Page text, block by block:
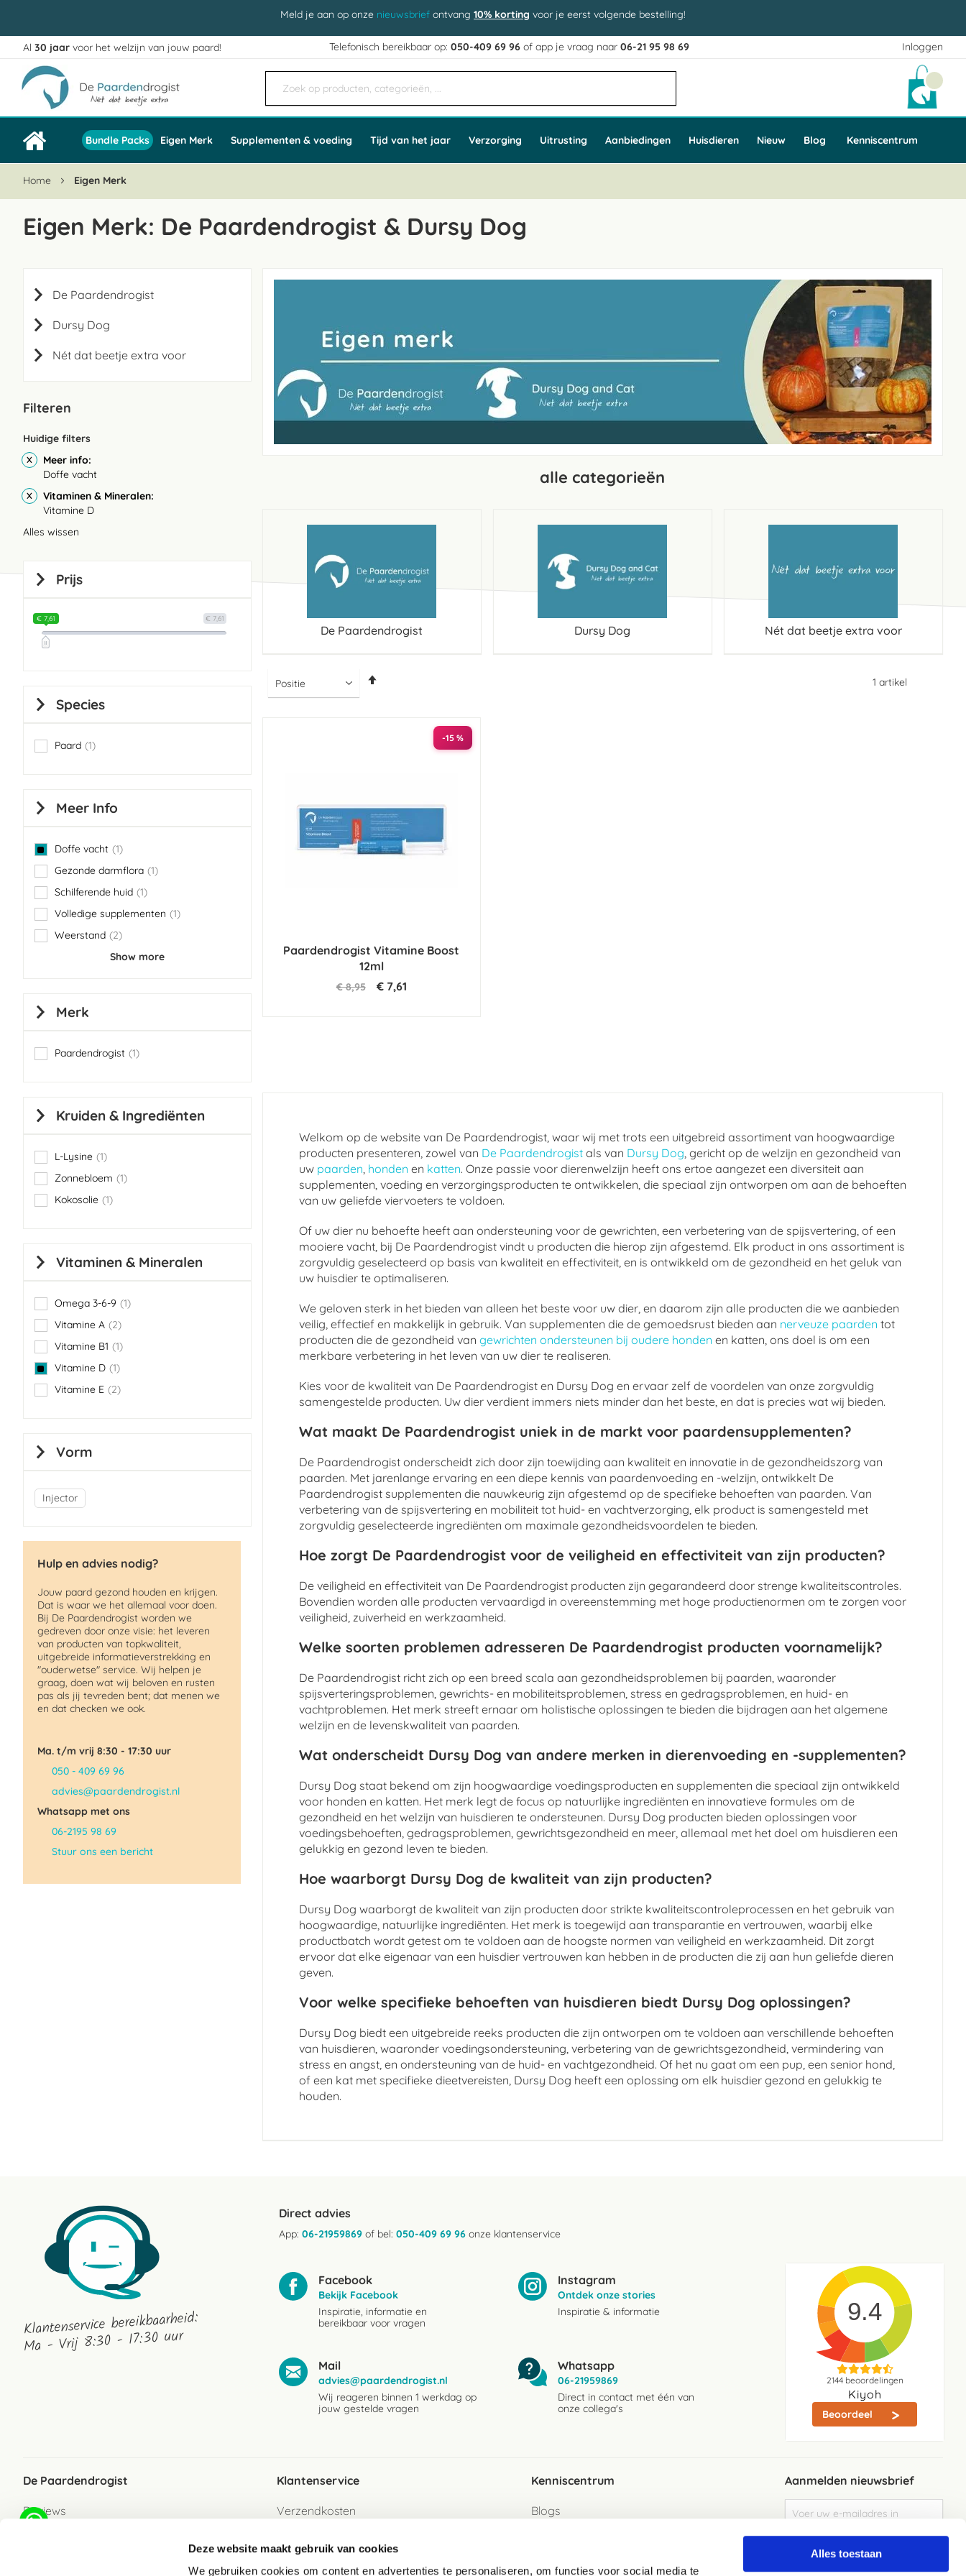
Deze website maakt gebruik van cookies
We gebruiken cookies om content en advertenties te personaliseren, om functies voor social media te
Alles toestaan
Meld je aan op onze nieuwsbrief ontvang 10% korting voor je eerst volgende bestelling!
Inloggen
Ga
naar
de
inhoud
Al 30 jaar voor het welzijn van jouw paard! Telefonisch bereikbaar op:050-409 69 96 of app je vraag naar06-21 95 98 69
Bundle Packs Eigen Merk Supplementen & voeding Tijd van het jaar Verzorging Uitrusting Aanbiedingen Huisdieren Nieuw Blog Kenniscentrum
Home Eigen Merk
Eigen Merk: De Paardendrogist & Dursy Dog
alle categorieën
De Paardendrogist Dursy Dog Nét dat beetje extra voor
1 artikel
-15 %
Paardendrogist Vitamine Boost
12ml
€ 8,95 € 7,61
Welkom op de website van De Paardendrogist, waar wij met trots een uitgebreid assortiment van hoogwaardige
producten presenteren, zowel van De Paardendrogistals van Dursy Dog, gericht op de welzijn en gezondheid van
uw paarden, honden en katten. Onze passie voor dierenwelzijn heeft ons ertoe aangezet een diversiteit aan
supplementen, voeding en verzorgingsproducten te ontwikkelen, die speciaal zijn ontworpen om aan de behoeften
van uw geliefde viervoeters te voldoen.
Of uw dier nu behoefte heeft aan ondersteuning voor de gewrichten, een verbetering van de spijsvertering, of een
mooiere vacht, bij De Paardendrogist vindt u producten die hierop zijn afgestemd. Elk product in ons assortiment is
zorgvuldig geselecteerd op basis van kwaliteit en effectiviteit, en is ontwikkeld om de gezondheid en het geluk van
uw huisdier te optimaliseren.
We geloven sterk in het bieden van alleen het beste voor uw dier, en daarom zijn alle producten die we aanbieden
veilig, effectief en makkelijk in gebruik. Van supplementen die de gemoedsrust bieden aan nerveuze paarden tot
producten die de gezondheid van gewrichten ondersteunen bij oudere honden en katten, ons doel is om een
merkbare verbetering in het leven van uw dier te realiseren.
Kies voor de kwaliteit van De Paardendrogist en Dursy Dog en ervaar zelf de voordelen van onze zorgvuldig
samengestelde producten. Uw dier verdient immers niets minder dan het beste, en dat is precies wat wij bieden.
Wat maakt De Paardendrogist uniek in de markt voor paardensupplementen?
De Paardendrogist onderscheidt zich door zijn toewijding aan kwaliteit en innovatie in de gezondheidszorg van
paarden. Met jarenlange ervaring en een diepe kennis van paardenvoeding en -welzijn, ontwikkelt De
Paardendrogist supplementen die nauwkeurig zijn afgestemd op de specifieke behoeften van paarden. Van
verbetering van de spijsvertering en mobiliteit tot huid- en vachtverzorging, elk product is samengesteld met
zorgvuldig geselecteerde ingrediënten om maximale gezondheidsvoordelen te bieden.
Hoe zorgt De Paardendrogist voor de veiligheid en effectiviteit van zijn producten?
De veiligheid en effectiviteit van De Paardendrogist producten zijn gegarandeerd door strenge kwaliteitscontroles.
Bovendien worden alle producten vervaardigd in overeenstemming met hoge productienormen om te zorgen voor
veiligheid, zuiverheid en werkzaamheid.
Welke soorten problemen adresseren De Paardendrogist producten voornamelijk?
De Paardendrogist richt zich op een breed scala aan gezondheidsproblemen bij paarden, waaronder
spijsverteringsproblemen, gewrichts- en mobiliteitsproblemen, stress en gedragsproblemen, en huid- en
vachtproblemen. Het merk streeft ernaar om holistische oplossingen te bieden die bijdragen aan het algemene
welzijn en de levenskwaliteit van paarden.
Wat onderscheidt Dursy Dog van andere merken in dierenvoeding en -supplementen?
Dursy Dog staat bekend om zijn hoogwaardige voedingsproducten en supplementen die speciaal zijn ontwikkeld
voor honden en katten. Het merk legt de focus op natuurlijke ingrediënten en innovatieve formules om de
gezondheid en het welzijn van huisdieren te ondersteunen. Dursy Dog producten bieden oplossingen voor
voedingsbehoeften, gedragsproblemen, gewrichtsgezondheid en meer, allemaal met het doel om huisdieren een
gelukkig en gezond leven te bieden.
Hoe waarborgt Dursy Dog de kwaliteit van zijn producten?
Dursy Dog waarborgt de kwaliteit van zijn producten door strikte kwaliteitscontroleprocessen en het gebruik van
hoogwaardige, natuurlijke ingrediënten. Het merk is toegewijd aan transparantie en vertrouwen, waarbij elke
productbatch wordt getest om te voldoen aan de hoogste normen van veiligheid en werkzaamheid. Dit zorgt
ervoor dat elke eigenaar van een huisdier vertrouwen kan hebben in de producten die zij aan hun geliefde dieren
geven.
Voor welke specifieke behoeften van huisdieren biedt Dursy Dog oplossingen?
Dursy Dog biedt een uitgebreide reeks producten die zijn ontworpen om te voldoen aan verschillende behoeften
van huisdieren, waaronder voedingsondersteuning, verbetering van de gewrichtsgezondheid, vermindering van
stress en angst, en ondersteuning van de huid- en vachtgezondheid. Of het nu gaat om een pup, een senior hond,
of een kat met specifieke dieetvereisten, Dursy Dog heeft een oplossing om elk huisdier gezond en gelukkig te
houden.
De Paardendrogist
Dursy Dog
Nét dat beetje extra voor
Filteren
Huidige filters
Meer info
Doffe vacht
Vitaminen & Mineralen
Vitamine D
Alles wissen
Prijs
€ 7,61
€ 7,61
Species
Paard 1
item
Meer Info
Doffe vacht 1
item
Gezonde darmflora 1
item
Schilferende huid 1
item
Volledige supplementen
1
item
Weerstand
2
items
Show more
Merk
Paardendrogist 1
item
Kruiden & Ingrediënten
L-Lysine 1
item
Zonnebloem
1
item
Kokosolie 1
item
Vitaminen & Mineralen
Omega 3-6-9 1
item
Vitamine A
2
items
Vitamine B1
1
item
Vitamine D 1
item
Vitamine E
2
items
Vorm
Injector
Hulp en advies nodig?
Jouw paard gezond houden en krijgen.
Dat is waar we het allemaal voor doen.
Bij De Paardendrogist worden we
gedreven door onze visie: het leveren
van producten van topkwaliteit,
uitgebreide informatieverstrekking en
"ouderwetse" service. Wij helpen je
graag, doen wat wij beloven en rusten
pas als jij tevreden bent; dat menen we
en dat checken we ook.
Ma. t/m vrij 8:30 - 17:30 uur
050 - 409 69 96
advies@paardendrogist.nl
Whatsapp met ons
06-2195 98 69
Stuur ons een bericht
Klantenservice bereikbaarheid:
Ma - Vrij 8:30 - 17:30 uur
Direct advies
App: 06-21959869 of bel: 050-409 69 96 onze klantenservice
Facebook
Bekijk Facebook
Inspiratie, informatie en
bereikbaar voor vragen
Instagram
Ontdek onze stories
Inspiratie & informatie
Mail
advies@paardendrogist.nl
Wij reageren binnen 1 werkdag op
jouw gestelde vragen
Whatsapp
06-21959869
Direct in contact met één van
onze collega's
9.4
2144beoordelingen
Kiyoh
Beoordeel
De Paardendrogist
Reviews
Klantenservice
Verzendkosten
Betaalwijzen
Kenniscentrum
Blogs
Aanmelden nieuwsbrief
u
op